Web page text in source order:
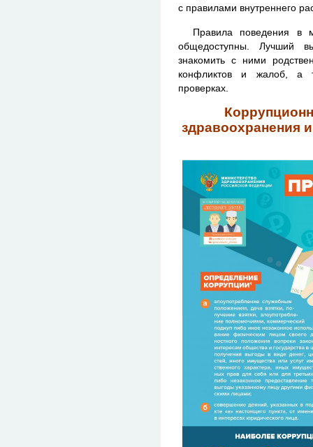
с правилами внутреннего
Правила поведения в
общедоступны. Лучший
знакомить с ними
конфликтов и жалоб, а
проверках.
здравоохранения